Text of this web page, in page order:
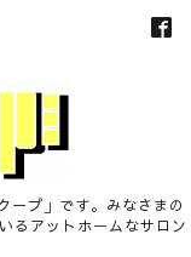
ープ」です。みなさまの
るアットホームなサロン